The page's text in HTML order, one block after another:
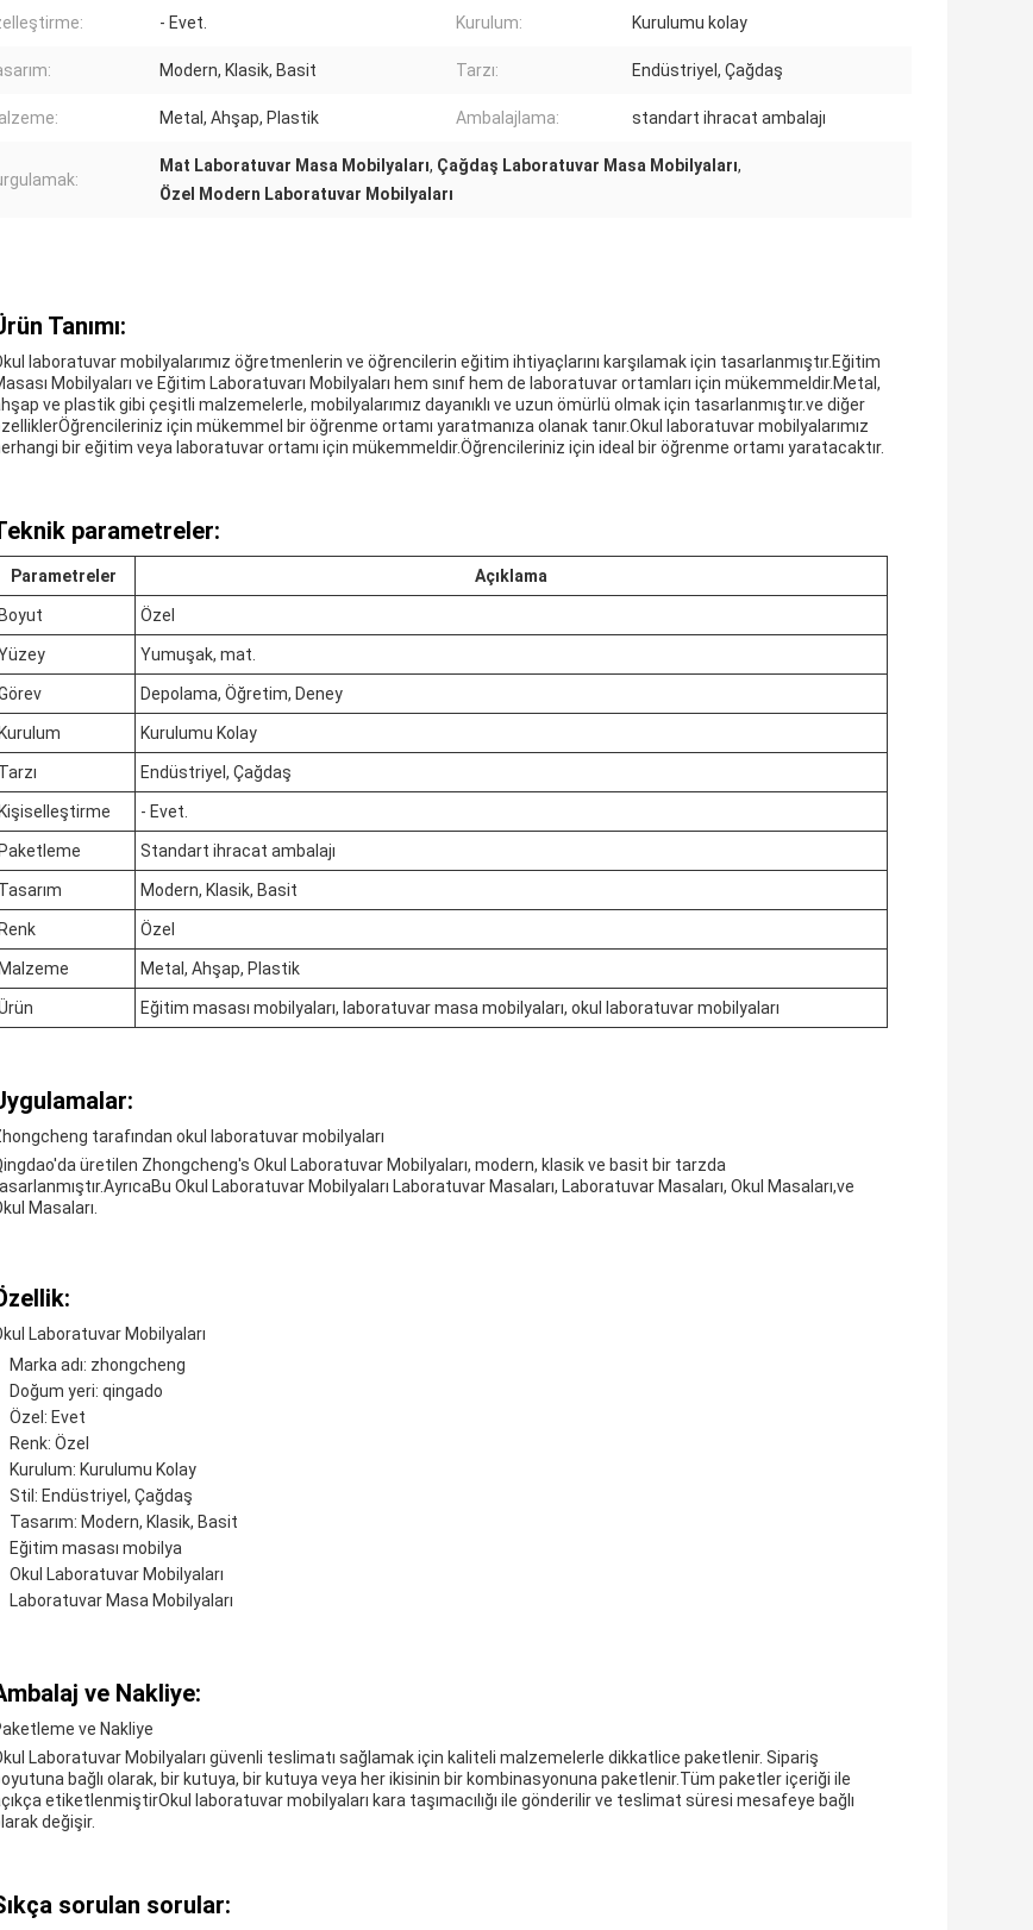
- Evet. Kurulum: Kurulumu kolay
Modern, Klasik, Basit Tarzı: Endüstriyel, Çağdaş
Metal, Ahşap, Plastik Ambalajlama: standart ihracat ambalajı
Mat Laboratuvar Masa Mobilyaları, Çağdaş Laboratuvar Masa Mobilyaları,
Özel Modern Laboratuvar Mobilyaları
Tanımı:
laboratuvar mobilyalarımız öğretmenlerin ve öğrencilerin eğitim ihtiyaçlarını karşılamak için tasarlanmıştır.Eğitim
Mobilyaları ve Eğitim Laboratuvarı Mobilyaları hem sınıf hem de laboratuvar ortamları için mükemmeldir.Metal,
ve plastik gibi çeşitli malzemelerle, mobilyalarımız dayanıklı ve uzun ömürlü olmak için tasarlanmıştır.ve diğer
için mükemmel bir öğrenme ortamı yaratmanıza olanak tanır.Okul laboratuvar mobilyalarımız
bir eğitim veya laboratuvar ortamı için mükemmeldir.Öğrencileriniz için ideal bir öğrenme ortamı yaratacaktır.
parametreler:
Parametreler Açıklama
Boyut Özel
Yumuşak, mat.
Depolama, Öğretim, Deney
Kurulum Kurulumu Kolay
Tarzı Endüstriyel, Çağdaş
Kişiselleştirme - Evet.
Paketleme Standart ihracat ambalajı
Tasarım Modern, Klasik, Basit
Renk Özel
Malzeme Metal, Ahşap, Plastik
Eğitim masası mobilyaları, laboratuvar masa mobilyaları, okul laboratuvar mobilyaları
tarafından okul laboratuvar mobilyaları
üretilen Zhongcheng's Okul Laboratuvar Mobilyaları, modern, klasik ve basit bir tarzda
Okul Laboratuvar Mobilyaları Laboratuvar Masaları, Laboratuvar Masaları, Okul Masaları,ve
Masaları.
Laboratuvar Mobilyaları
Marka adı: zhongcheng
Doğum yeri: qingado
Özel: Evet
Renk: Özel
Kurulum: Kurulumu Kolay
Stil: Endüstriyel, Çağdaş
Tasarım: Modern, Klasik, Basit
Eğitim masası mobilya
Okul Laboratuvar Mobilyaları
Laboratuvar Masa Mobilyaları
ve Nakliye:
ve Nakliye
Laboratuvar Mobilyaları güvenli teslimatı sağlamak için kaliteli malzemelerle dikkatlice paketlenir. Sipariş
bağlı olarak, bir kutuya, bir kutuya veya her ikisinin bir kombinasyonuna paketlenir.Tüm paketler içeriği ile
etiketlenmiştirOkul laboratuvar mobilyaları kara taşımacılığı ile gönderilir ve teslimat süresi mesafeye bağlı
değişir.
sorulan sorular: